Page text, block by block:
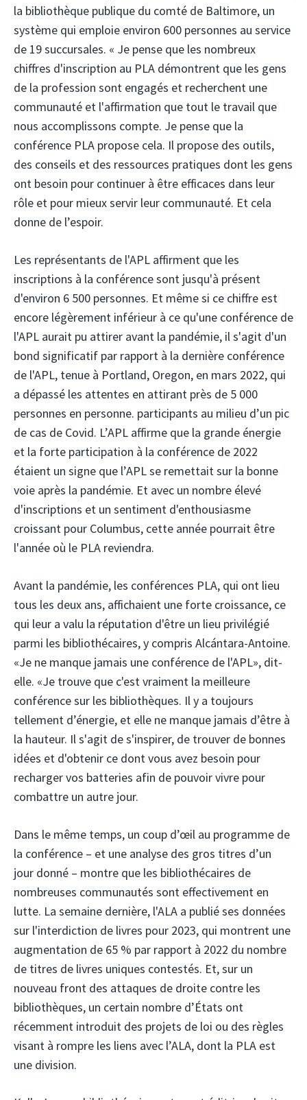
la bibliothèque publique du comté de Baltimore, un
système qui emploie environ 600 personnes au service
de 19 succursales. « Je pense que les nombreux
chiffres d'inscription au PLA démontrent que les gens
de la profession sont engagés et recherchent une
communauté et l'affirmation que tout le travail que
nous accomplissons compte. Je pense que la
conférence PLA propose cela. Il propose des outils,
des conseils et des ressources pratiques dont les gens
ont besoin pour continuer à être efficaces dans leur
rôle et pour mieux servir leur communauté. Et cela
donne de l’espoir.
Les représentants de l'APL affirment que les
inscriptions à la conférence sont jusqu'à présent
d'environ 6 500 personnes. Et même si ce chiffre est
encore légèrement inférieur à ce qu'une conférence de
l'APL aurait pu attirer avant la pandémie, il s'agit d'un
bond significatif par rapport à la dernière conférence
de l'APL, tenue à Portland, Oregon, en mars 2022, qui
a dépassé les attentes en attirant près de 5 000
personnes en personne. participants au milieu d’un pic
de cas de Covid. L’APL affirme que la grande énergie
et la forte participation à la conférence de 2022
étaient un signe que l’APL se remettait sur la bonne
voie après la pandémie. Et avec un nombre élevé
d'inscriptions et un sentiment d'enthousiasme
croissant pour Columbus, cette année pourrait être
l'année où le PLA reviendra.
Avant la pandémie, les conférences PLA, qui ont lieu
tous les deux ans, affichaient une forte croissance, ce
qui leur a valu la réputation d'être un lieu privilégié
parmi les bibliothécaires, y compris Alcántara-Antoine.
«Je ne manque jamais une conférence de l'APL», dit-
elle. «Je trouve que c'est vraiment la meilleure
conférence sur les bibliothèques. Il y a toujours
tellement d’énergie, et elle ne manque jamais d’être à
la hauteur. Il s'agit de s'inspirer, de trouver de bonnes
idées et d'obtenir ce dont vous avez besoin pour
recharger vos batteries afin de pouvoir vivre pour
combattre un autre jour.
Dans le même temps, un coup d’œil au programme de
la conférence – et une analyse des gros titres d’un
jour donné – montre que les bibliothécaires de
nombreuses communautés sont effectivement en
lutte. La semaine dernière, l'ALA a publié ses données
sur l'interdiction de livres pour 2023, qui montrent une
augmentation de 65 % par rapport à 2022 du nombre
de titres de livres uniques contestés. Et, sur un
nouveau front des attaques de droite contre les
bibliothèques, un certain nombre d’États ont
récemment introduit des projets de loi ou des règles
visant à rompre les liens avec l’ALA, dont la PLA est
une division.